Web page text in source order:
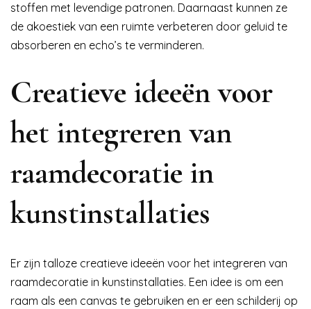
stoffen met levendige patronen. Daarnaast kunnen ze
de akoestiek van een ruimte verbeteren door geluid te
absorberen en echo’s te verminderen.
Creatieve ideeën voor
het integreren van
raamdecoratie in
kunstinstallaties
Er zijn talloze creatieve ideeën voor het integreren van
raamdecoratie in kunstinstallaties. Een idee is om een
raam als een canvas te gebruiken en er een schilderij op